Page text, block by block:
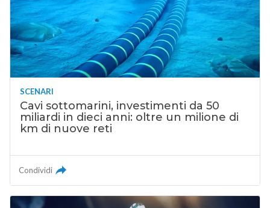
SCENARI
Cavi sottomarini, investimenti da 50
miliardi in dieci anni: oltre un milione di
km di nuove reti
Condividi